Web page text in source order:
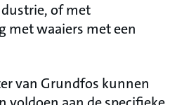
of met
met waaiers met een
van Grundfos kunnen